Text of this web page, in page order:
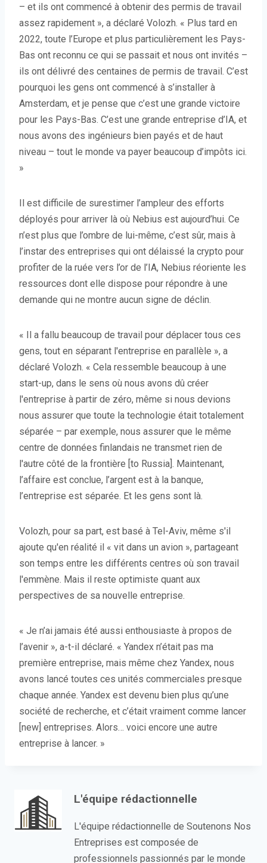
– et ils ont commencé à obtenir des permis de travail
assez rapidement », a déclaré Volozh. « Plus tard en
2022, toute l’Europe et plus particulièrement les Pays-
Bas ont reconnu ce qui se passait et nous ont invités –
ils ont délivré des centaines de permis de travail. C’est
pourquoi les gens ont commencé à s’installer à
Amsterdam, et je pense que c’est une grande victoire
pour les Pays-Bas. C’est une grande entreprise d’IA, et
nous avons des ingénieurs bien payés et de haut
niveau – tout le monde va payer beaucoup d’impôts ici.
»
Il est difficile de surestimer l’ampleur des efforts
déployés pour arriver là où Nebius est aujourd’hui. Ce
n’est plus que l’ombre de lui-même, c’est sûr, mais à
l’instar des entreprises qui ont délaissé la crypto pour
profiter de la ruée vers l’or de l’IA, Nebius réoriente les
ressources dont elle dispose pour répondre à une
demande qui ne montre aucun signe de déclin.
« Il a fallu beaucoup de travail pour déplacer tous ces
gens, tout en séparant l'entreprise en parallèle », a
déclaré Volozh. « Cela ressemble beaucoup à une
start-up, dans le sens où nous avons dû créer
l'entreprise à partir de zéro, même si nous devions
nous assurer que toute la technologie était totalement
séparée – par exemple, nous assurer que le même
centre de données finlandais ne transmet rien de
l'autre côté de la frontière [to Russia]. Maintenant,
l’affaire est conclue, l’argent est à la banque,
l’entreprise est séparée. Et les gens sont là.
Volozh, pour sa part, est basé à Tel-Aviv, même s'il
ajoute qu'en réalité il « vit dans un avion », partageant
son temps entre les différents centres où son travail
l'emmène. Mais il reste optimiste quant aux
perspectives de sa nouvelle entreprise.
« Je n’ai jamais été aussi enthousiaste à propos de
l’avenir », a-t-il déclaré. « Yandex n’était pas ma
première entreprise, mais même chez Yandex, nous
avons lancé toutes ces unités commerciales presque
chaque année. Yandex est devenu bien plus qu’une
société de recherche, et c’était vraiment comme lancer
[new] entreprises. Alors… voici encore une autre
entreprise à lancer. »
L'équipe rédactionnelle
L'équipe rédactionnelle de Soutenons Nos
Entreprises est composée de
professionnels passionnés par le monde